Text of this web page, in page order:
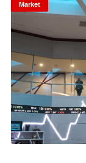
Market